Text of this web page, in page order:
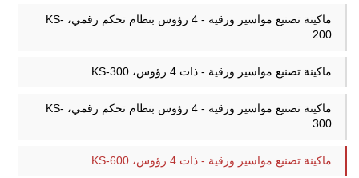
ماكينة تصنيع مواسير ورقية - 4 رؤوس بنظام تحكم رقمي، KS-
200
ماكينة تصنيع مواسير ورقية - ذات 4 رؤوس، KS-300
ماكينة تصنيع مواسير ورقية - 4 رؤوس بنظام تحكم رقمي، KS-
300
ماكينة تصنيع مواسير ورقية - ذات 4 رؤوس، KS-600